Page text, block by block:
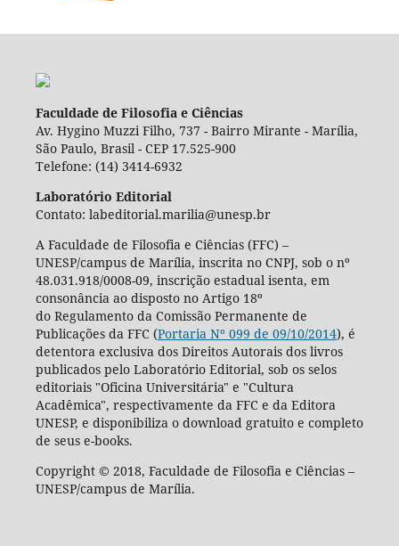
Faculdade de Filosofia e Ciências
Av. Hygino Muzzi Filho, 737 - Bairro Mirante - Marília,
São Paulo, Brasil - CEP 17.525-900
Telefone: (14) 3414-6932
Laboratório Editorial
Contato: labeditorial.marilia@unesp.br
A Faculdade de Filosofia e Ciências (FFC) –
UNESP/campus de Marília, inscrita no CNPJ, sob o nº
48.031.918/0008-09, inscrição estadual isenta, em
consonância ao disposto no Artigo 18º
do Regulamento da Comissão Permanente de
Publicações da FFC (Portaria Nº 099 de 09/10/2014), é
detentora exclusiva dos Direitos Autorais dos livros
publicados pelo Laboratório Editorial, sob os selos
editoriais "Oficina Universitária" e "Cultura
Acadêmica", respectivamente da FFC e da Editora
UNESP, e disponibiliza o download gratuito e completo
de seus e-books.
Copyright © 2018, Faculdade de Filosofia e Ciências –
UNESP/campus de Marília.